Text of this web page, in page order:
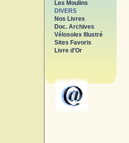
Les Moulins
DIVERS
Nos Livres
Doc. Archives
Vélosolex Illustré
Sites Favoris
Livre d'Or